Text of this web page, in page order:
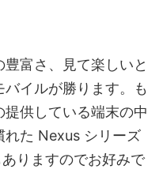
富さ、見て楽しいと
イルが勝ります。も
供している端末の中
れた Nexus シリーズ
りますのでお好みで